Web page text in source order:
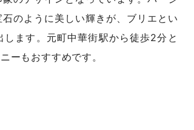
のように美しい輝きが、ブリエとい
ます。元町中華街駅から徒歩2分と
ーもおすすめです。